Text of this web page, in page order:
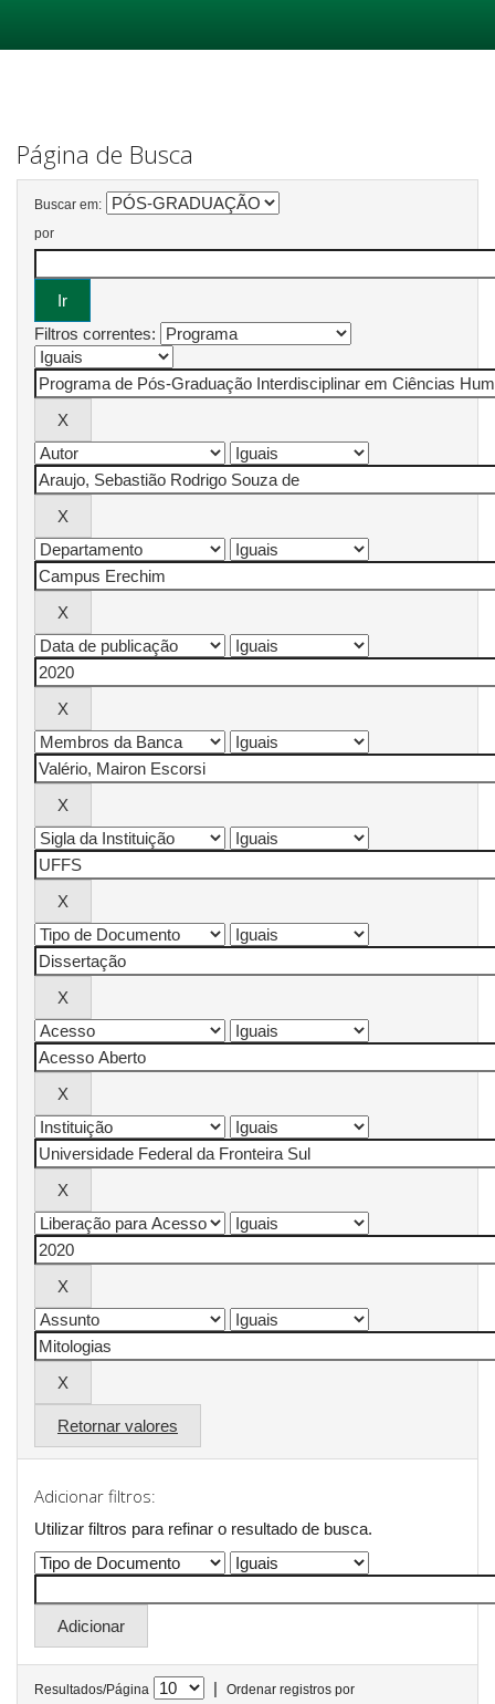
Página de Busca
Buscar em:
por
Filtros correntes:
Retornar valores
Adicionar filtros:
Utilizar filtros para refinar o resultado de busca.
Resultados/Página |
Ordenar registros por